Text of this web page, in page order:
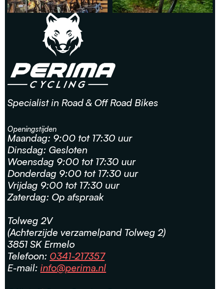
Specialist in Road & Off Road Bikes
Openingstijden
Maandag: 9:00 tot 17:30 uur
Dinsdag: Gesloten
Woensdag 9:00 tot 17:30 uur
Donderdag 9:00 tot 17:30 uur
Vrijdag 9:00 tot 17:30 uur
Zaterdag: Op afspraak
Tolweg 2V
(Achterzijde verzamelpand Tolweg 2)
3851 SK Ermelo
Telefoon: 0341-217357
E-mail: info@perima.nl